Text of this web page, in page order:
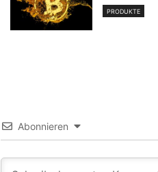
PRODUKTE
Abonnieren